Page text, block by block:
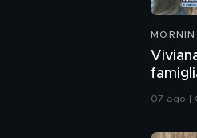
le
07 ago |